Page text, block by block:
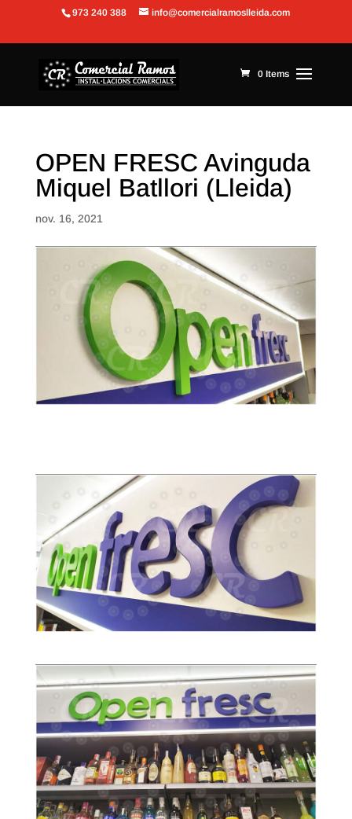
Obre la barra d'eines
973 240 388 info@comercialramoslleida.com
0 Items
OPEN FRESC Avinguda
Miquel Batllori (Lleida)
nov. 16, 2021